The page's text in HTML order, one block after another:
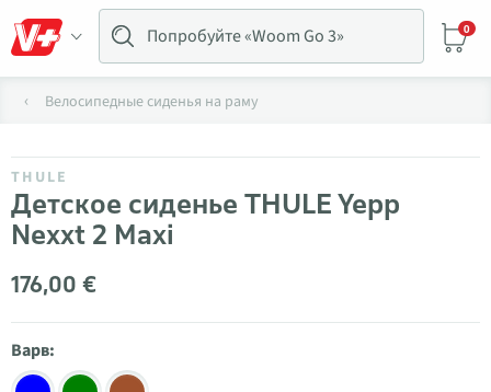
0
Велосипедные сиденья на раму
THULE
Детское сиденье THULE Yepp
Nexxt 2 Maxi
176,00 €
Варв: